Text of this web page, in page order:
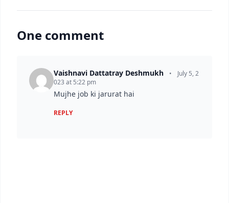
One comment
Vaishnavi Dattatray Deshmukh •
July 5, 2
023 at 5:22 pm
Mujhe job ki jarurat hai
REPLY